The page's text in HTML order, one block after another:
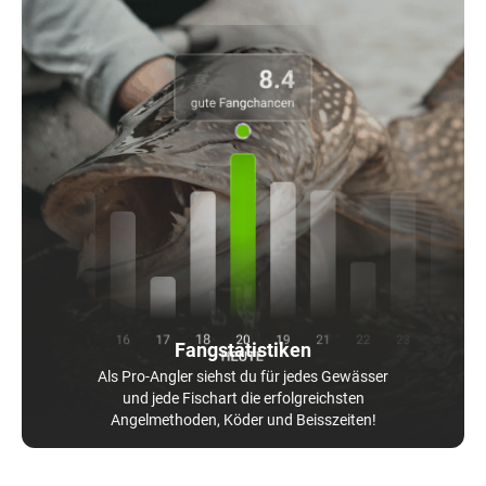
Fangstatistiken
Als Pro-Angler siehst du für jedes Gewässer
und jede Fischart die erfolgreichsten
Angelmethoden, Köder und Beisszeiten!